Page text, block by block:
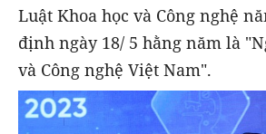
Luật Khoa học và Công nghệ
định ngày 18/ 5 hằng năm là
và Công nghệ Việt Nam".